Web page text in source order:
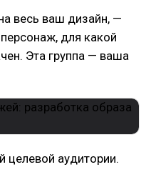
весь ваш дизайн, —
для какой
Эта группа — ваша
целевой аудитории.